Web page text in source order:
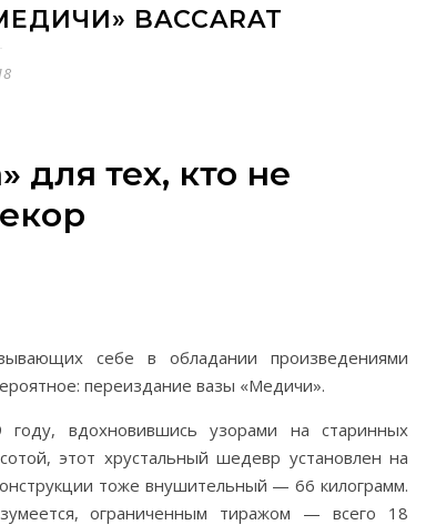
BACCARAT
для тех, кто не
себе в обладании произведениями
переиздание вазы «Медичи».
вдохновившись узорами на старинных
этот хрустальный шедевр установлен на
тоже внушительный — 66 килограмм.
ограниченным тиражом — всего 18